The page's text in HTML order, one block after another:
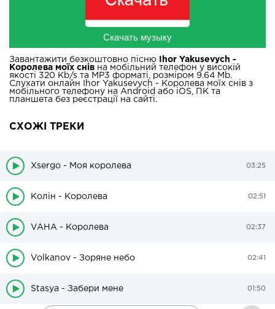
Скачать музыку
Завантажити безкоштовно пісню
Ihor Yakusevych -
Королева моїх снів на мобільний телефон у високій
якості 320 Kb/s та MP3 форматі, розміром 9.64 Mb.
Слухати онлайн Ihor Yakusevych - Королева моїх снів з
мобільного телефону на Android або iOS, ПК та
планшета без реєстрації на сайті.
СХОЖІ ТРЕКИ
Xsergo - Моя королева 03:25
Колін - Королева 02:51
VAHA - Королева 02:37
Volkanov - Зоряне небо 02:41
Stasya - Забери мене 01:50